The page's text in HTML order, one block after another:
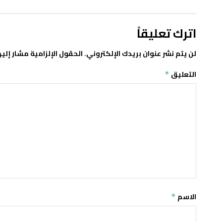
اترك تعليقاً
لن يتم نشر عنوان بريدك الإلكتروني.الحقول الإلزامية مشار
التعليق *
الاسم *